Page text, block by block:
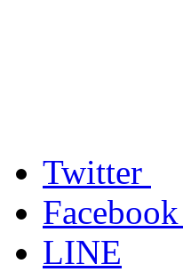
Twitter
Facebook
LINE